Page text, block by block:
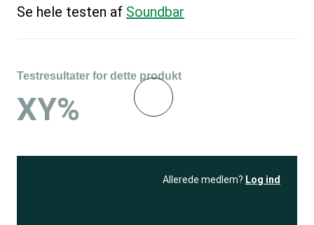
Se hele testen af Soundbar
Testresultater for dette produkt
XY%
Allerede medlem? Log ind